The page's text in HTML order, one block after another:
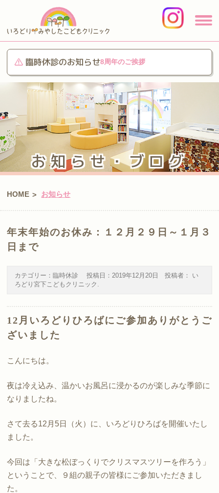
臨時休診のお知らせ8周年のご挨拶
お知らせ・ブログ
HOME > お知らせ
年末年始のお休み：１２月２９日～１月３
日まで
カテゴリー： 臨時休診 投稿日： 2019年12月20日 投稿者： い
ろどり宮下こどもクリニック
12月いろどりひろばにご参加ありがとうご
ざいました
こんにちは。
夜は冷え込み、温かいお風呂に浸かるのが楽しみな季節に
なりましたね。
さて去る12月5日（火）に、いろどりひろばを開催いたし
ました。
今回は「大きな松ぼっくりでクリスマスツリーを作ろう」
ということで、９組の親子の皆様にご参加いただきまし
た。